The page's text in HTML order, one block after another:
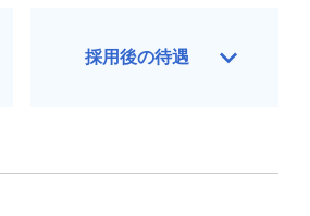
採用後の待遇